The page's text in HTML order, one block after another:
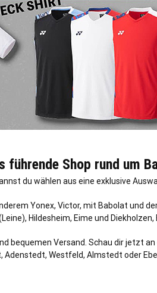
führende Shop rund um
du wählen aus eine exklusive
Yonex, Victor, mit Babolat und
Hildesheim, Eime und
bequemen Versand. Schau dir jetzt
Adenstedt, Westfeld, Almstedt oder